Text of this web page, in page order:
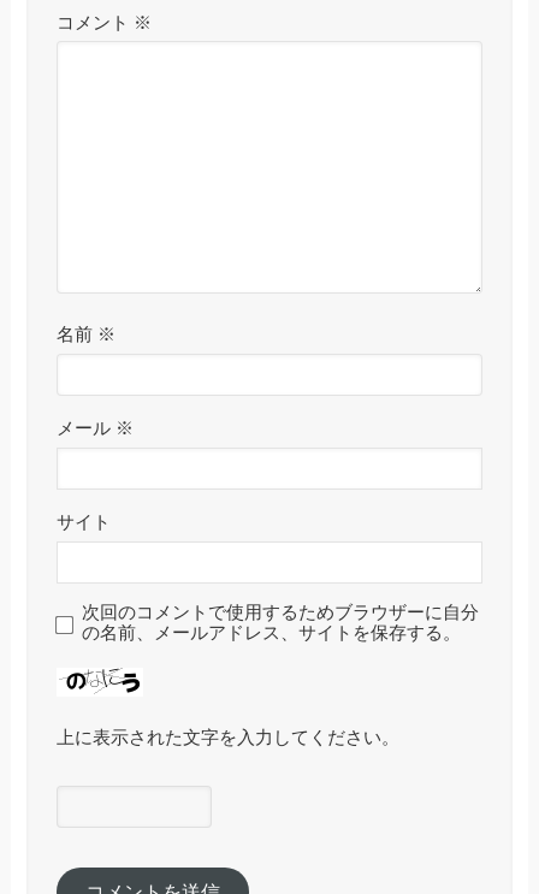
コメント ※
名前 ※
メール ※
サイト
次回のコメントで使用するためブラウザーに自分
の名前、メールアドレス、サイトを保存する。
上に表示された文字を入力してください。